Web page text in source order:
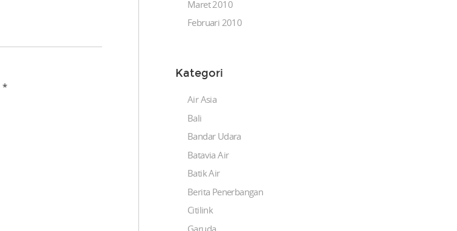
*
Maret 2010
Februari 2010
Kategori
Air Asia
Bali
Bandar Udara
Batavia Air
Batik Air
Berita Penerbangan
Citilink
Garuda